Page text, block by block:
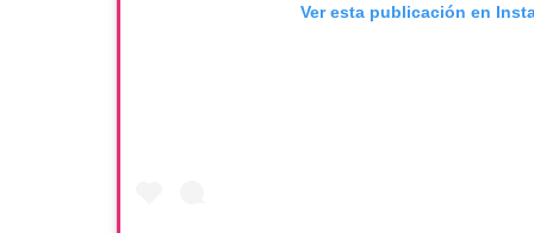
Ver esta publicación en